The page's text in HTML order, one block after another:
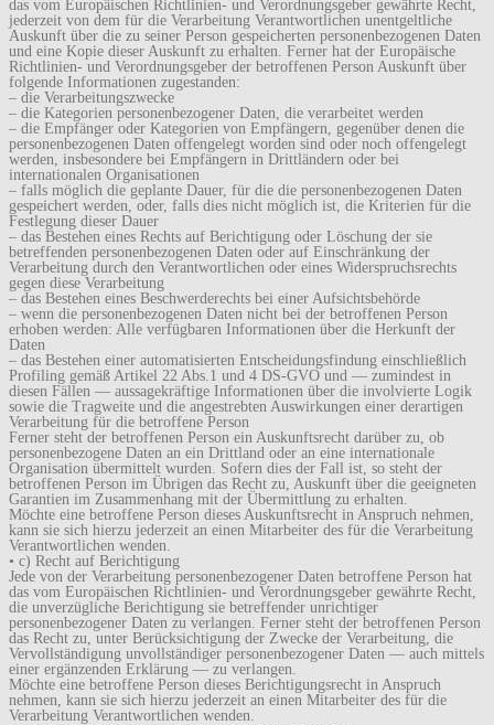
das vom Europäischen Richtlinien- und Verordnungsgeber gewährte Recht,
jederzeit von dem für die Verarbeitung Verantwortlichen unentgeltliche
Auskunft über die zu seiner Person gespeicherten personenbezogenen Daten
und eine Kopie dieser Auskunft zu erhalten. Ferner hat der Europäische
Richtlinien- und Verordnungsgeber der betroffenen Person Auskunft über
folgende Informationen zugestanden:
– die Verarbeitungszwecke
– die Kategorien personenbezogener Daten, die verarbeitet werden
– die Empfänger oder Kategorien von Empfängern, gegenüber denen die
personenbezogenen Daten offengelegt worden sind oder noch offengelegt
werden, insbesondere bei Empfängern in Drittländern oder bei
internationalen Organisationen
– falls möglich die geplante Dauer, für die die personenbezogenen Daten
gespeichert werden, oder, falls dies nicht möglich ist, die Kriterien für die
Festlegung dieser Dauer
– das Bestehen eines Rechts auf Berichtigung oder Löschung der sie
betreffenden personenbezogenen Daten oder auf Einschränkung der
Verarbeitung durch den Verantwortlichen oder eines Widerspruchsrechts
gegen diese Verarbeitung
– das Bestehen eines Beschwerderechts bei einer Aufsichtsbehörde
– wenn die personenbezogenen Daten nicht bei der betroffenen Person
erhoben werden: Alle verfügbaren Informationen über die Herkunft der
Daten
– das Bestehen einer automatisierten Entscheidungsfindung einschließlich
Profiling gemäß Artikel 22 Abs.1 und 4 DS-GVO und — zumindest in
diesen Fällen — aussagekräftige Informationen über die involvierte Logik
sowie die Tragweite und die angestrebten Auswirkungen einer derartigen
Verarbeitung für die betroffene Person
Ferner steht der betroffenen Person ein Auskunftsrecht darüber zu, ob
personenbezogene Daten an ein Drittland oder an eine internationale
Organisation übermittelt wurden. Sofern dies der Fall ist, so steht der
betroffenen Person im Übrigen das Recht zu, Auskunft über die geeigneten
Garantien im Zusammenhang mit der Übermittlung zu erhalten.
Möchte eine betroffene Person dieses Auskunftsrecht in Anspruch nehmen,
kann sie sich hierzu jederzeit an einen Mitarbeiter des für die Verarbeitung
Verantwortlichen wenden.
• c) Recht auf Berichtigung
Jede von der Verarbeitung personenbezogener Daten betroffene Person hat
das vom Europäischen Richtlinien- und Verordnungsgeber gewährte Recht,
die unverzügliche Berichtigung sie betreffender unrichtiger
personenbezogener Daten zu verlangen. Ferner steht der betroffenen Person
das Recht zu, unter Berücksichtigung der Zwecke der Verarbeitung, die
Vervollständigung unvollständiger personenbezogener Daten — auch mittels
einer ergänzenden Erklärung — zu verlangen.
Möchte eine betroffene Person dieses Berichtigungsrecht in Anspruch
nehmen, kann sie sich hierzu jederzeit an einen Mitarbeiter des für die
Verarbeitung Verantwortlichen wenden.